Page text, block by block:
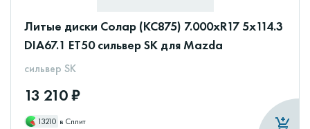
Литые диски Солар (КС875) 7.000xR17 5x114.3
DIA67.1 ET50 сильвер SK для Mazda
сильвер SK
13 210 ₽
13210 в Сплит